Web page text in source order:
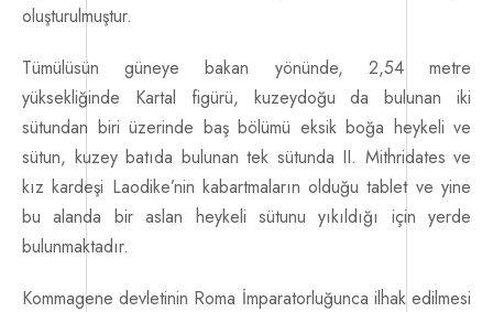
oluşturulmuştur.
Tümülüsün güneye bakan yönünde, 2,54 metre
yüksekliğinde Kartal figürü, kuzeydoğu da bulunan iki
sütundan biri üzerinde baş bölümü eksik boğa heykeli ve
sütun, kuzey batıda bulunan tek sütunda II. Mithridates ve
kız kardeşi Laodike’nin kabartmaların olduğu tablet ve yine
bu alanda bir aslan heykeli sütunu yıkıldığı için yerde
bulunmaktadır.
Kommagene devletinin Roma İmparatorluğunca ilhak edilmesi